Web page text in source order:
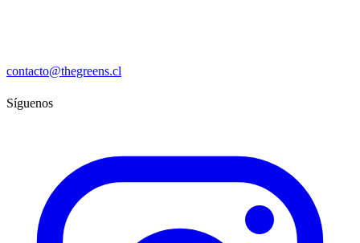
contacto@thegreens.cl
Síguenos